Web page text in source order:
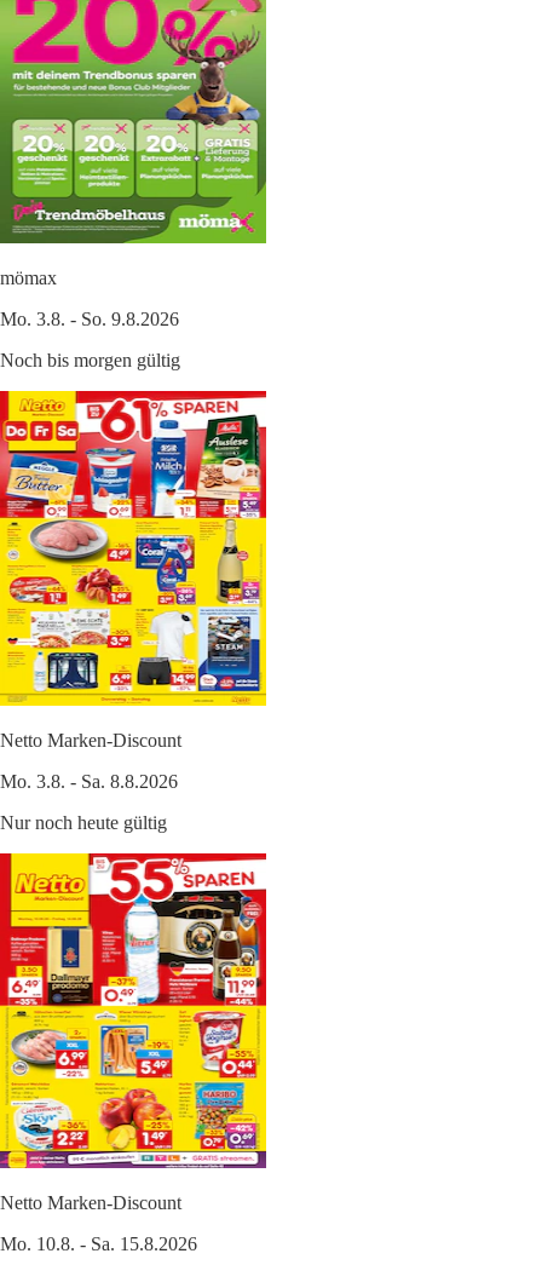
mömax
Mo. 3.8. - So. 9.8.2026
Noch bis morgen gültig
Netto Marken-Discount
Mo. 3.8. - Sa. 8.8.2026
Nur noch heute gültig
Netto Marken-Discount
Mo. 10.8. - Sa. 15.8.2026